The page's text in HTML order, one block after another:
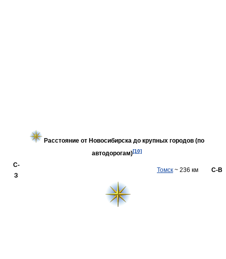
Расстояние от Новосибирска до крупных городов (по
автодорогам)[10]
С-
З
Томск ~ 236 км С-В